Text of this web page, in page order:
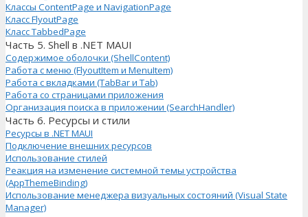
Классы ContentPage и NavigationPage
Класс FlyoutPage
Класс TabbedPage
Часть 5. Shell в .NET MAUI
Содержимое оболочки (ShellContent)
Работа с меню (FlyoutItem и MenuItem)
Работа с вкладками (TabBar и Tab)
Работа со страницами приложения
Организация поиска в приложении (SearchHandler)
Часть 6. Ресурсы и стили
Ресурсы в .NET MAUI
Подключение внешних ресурсов
Использование стилей
Реакция на изменение системной темы устройства
(AppThemeBinding)
Использование менеджера визуальных состояний (Visual State
Manager)